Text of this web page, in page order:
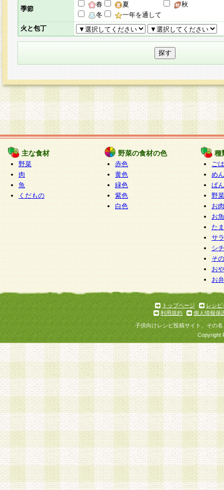
季節
春 夏
秋
冬
一年を通して
火と包丁
主な食材
野菜
肉
魚
くだもの
野菜の食材の色
赤色
黄色
緑色
紫色
白色
種
ご
めん
ぱん
野
お
お
た
サ
シ
そ
お
お
トップページ
レシピ
利用規約
個人情報保
子供向けレシピ投稿サイト、その
Copyright